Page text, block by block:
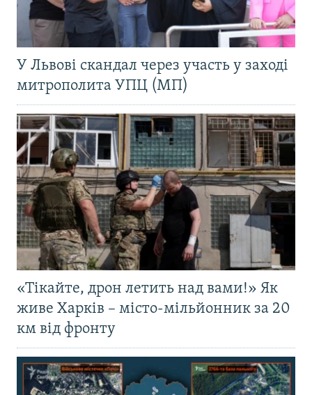
У Львові скандал через участь у заході
митрополита УПЦ (МП)
«Тікайте, дрон летить над вами!» Як
живе Харків – місто-мільйонник за 20
км від фронту